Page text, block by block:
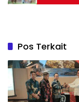
Pos Terkait